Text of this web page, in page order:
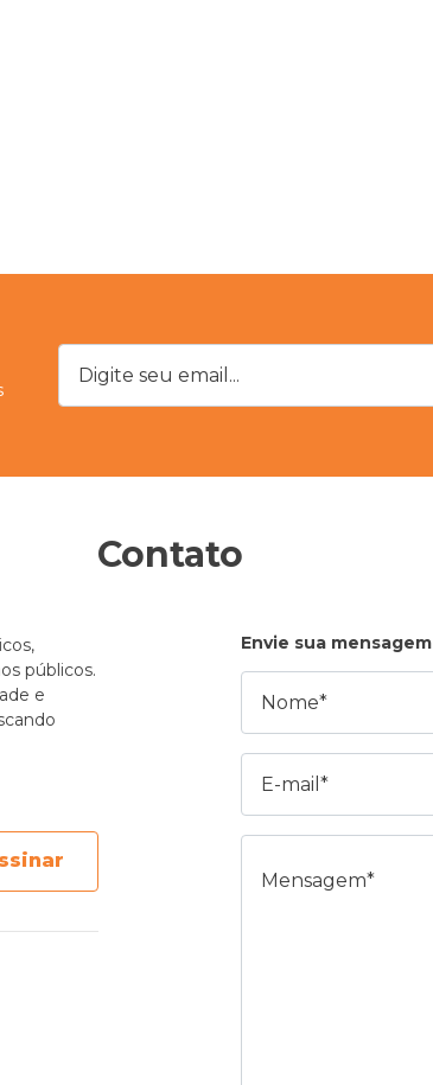
seu email...
Contato
públicos.
e
Envie sua mensagem